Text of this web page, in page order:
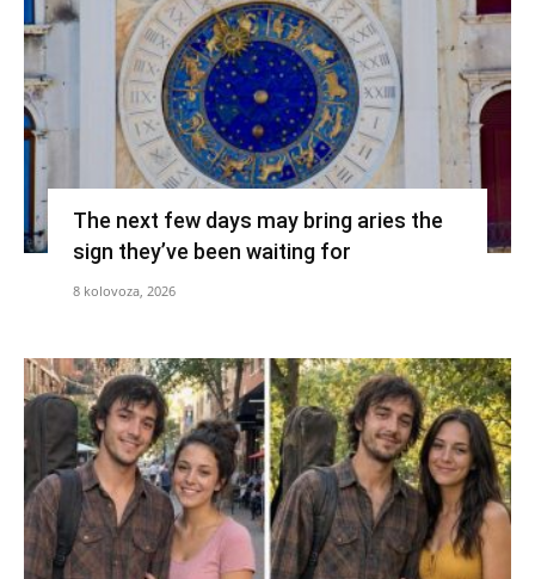
The next few days may bring aries the
sign they’ve been waiting for
8 kolovoza, 2026